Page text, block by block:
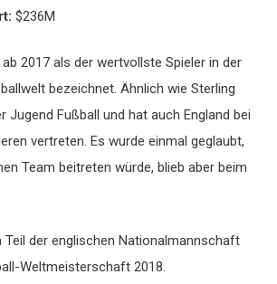
: $236M
2017 als der wertvollste Spieler in der
bezeichnet. Ähnlich wie Sterling
Jugend Fußball und hat auch England bei
vertreten. Es wurde einmal geglaubt,
Team beitreten würde, blieb aber beim
Teil der englischen Nationalmannschaft
Weltmeisterschaft 2018.